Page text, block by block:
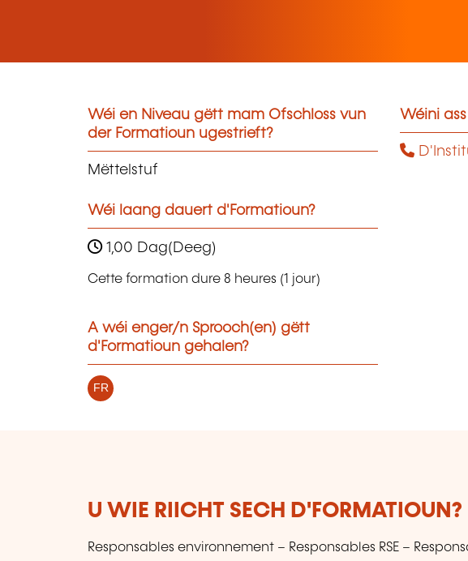
Wéi en Niveau gëtt mam Ofschloss vun
der Formatioun ugestrieft?
Mëttelstuf
Wéi laang dauert d'Formatioun?
1,00 Dag(Deeg)
Cette formation dure 8 heures (1 jour)
A wéi enger/n Sprooch(en) gëtt
d'Formatioun gehalen?
FR
Wéini
U WIE RIICHT SECH D'FORMATIOUN?
Responsables environnement – Responsables RSE –